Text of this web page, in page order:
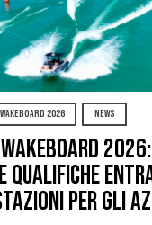
2026 NEWS
qualifiche
per gli